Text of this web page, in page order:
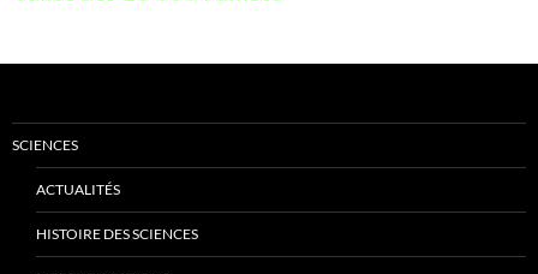
SCIENCES
ACTUALITÉS
HISTOIRE DES SCIENCES